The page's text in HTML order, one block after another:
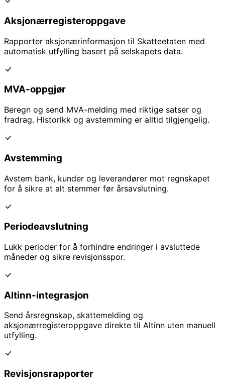
Aksjonærregisteroppgave
Rapporter aksjonærinformasjon til Skatteetaten med
automatisk utfylling basert på selskapets data.
MVA-oppgjør
Beregn og send MVA-melding med riktige satser og
fradrag. Historikk og avstemming er alltid tilgjengelig.
Avstemming
Avstem bank, kunder og leverandører mot regnskapet
for å sikre at alt stemmer før årsavslutning.
Periodeavslutning
Lukk perioder for å forhindre endringer i avsluttede
måneder og sikre revisjonsspor.
Altinn-integrasjon
Send årsregnskap, skattemelding og
aksjonærregisteroppgave direkte til Altinn uten manuell
utfylling.
Revisjonsrapporter